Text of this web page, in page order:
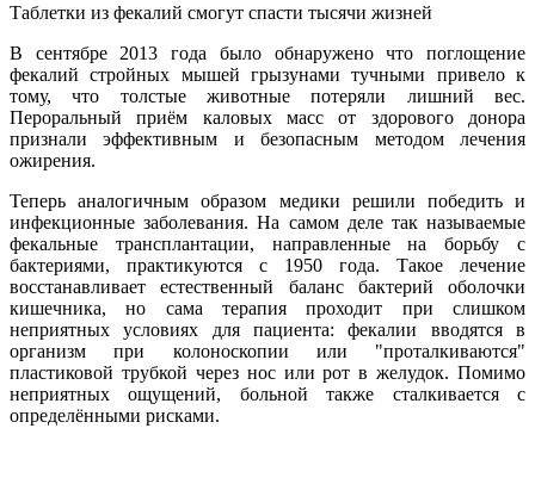
Таблетки из фекалий смогут спасти тысячи жизней
В сентябре 2013 года было обнаружено что поглощение
фекалий стройных мышей грызунами тучными привело к
тому, что толстые животные потеряли лишний вес.
Пероральный приём каловых масс от здорового донора
признали эффективным и безопасным методом лечения
ожирения.
Теперь аналогичным образом медики решили победить и
инфекционные заболевания. На самом деле так называемые
фекальные трансплантации, направленные на борьбу с
бактериями, практикуются с 1950 года. Такое лечение
восстанавливает естественный баланс бактерий оболочки
кишечника, но сама терапия проходит при слишком
неприятных условиях для пациента: фекалии вводятся в
организм при колоноскопии или "проталкиваются"
пластиковой трубкой через нос или рот в желудок. Помимо
неприятных ощущений, больной также сталкивается с
определёнными рисками.